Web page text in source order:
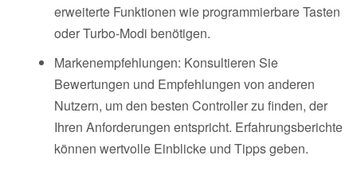
erweiterte Funktionen wie programmierbare Tasten
oder Turbo-Modi benötigen.
Markenempfehlungen: Konsultieren Sie
Bewertungen und Empfehlungen von anderen
Nutzern, um den besten Controller zu finden, der
Ihren Anforderungen entspricht. Erfahrungsberichte
können wertvolle Einblicke und Tipps geben.